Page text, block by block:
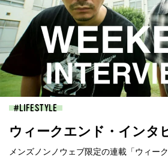
LIFESTYLE
ウィークエンド・インタ
メンズノンノウェブ限定の連載「ウィー